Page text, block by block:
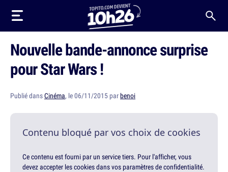
Nouvelle bande-annonce surprise
pour Star Wars !
Publié dansCinéma, le 06/11/2015 parbenoi
Contenu bloqué par vos choix de cookies
Ce contenu est fourni par un service tiers. Pour l'afficher, vous
devez accepter les cookies dans vos paramètres de confidentialité.